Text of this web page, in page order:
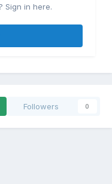
Sign in here.
Followers 0